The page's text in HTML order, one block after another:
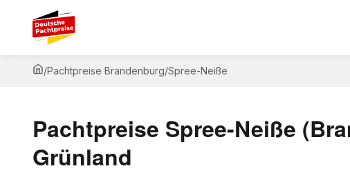
/Pachtpreise Brandenburg/Spree-Neiße
Pachtpreise Spree-Neiße
Grünland